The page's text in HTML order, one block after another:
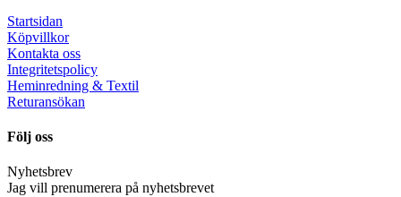
Startsidan
Köpvillkor
Kontakta oss
Integritetspolicy
Heminredning & Textil
Returansökan
Följ oss
Nyhetsbrev
Jag vill prenumerera på nyhetsbrevet